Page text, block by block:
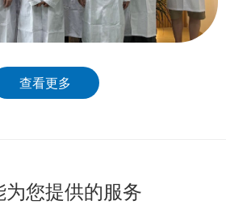
查看更多
为您提供的服务